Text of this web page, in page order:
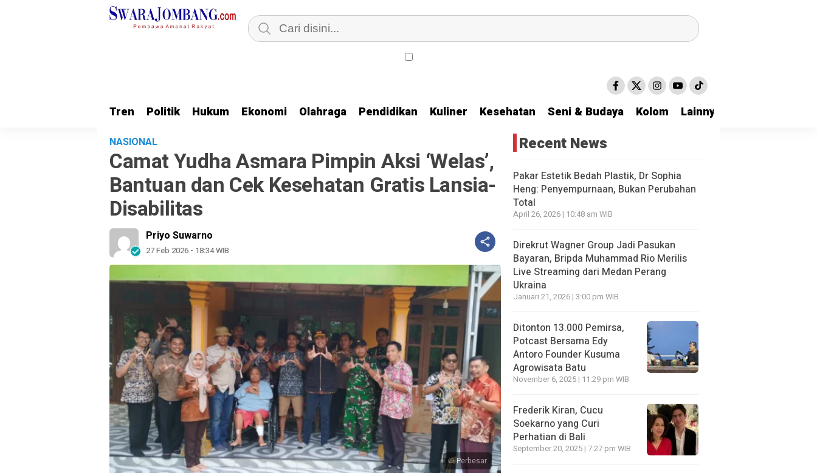
Tren Politik Hukum Ekonomi Olahraga Pendidikan Kuliner Kesehatan Seni & Budaya Kolom Lainnya
NASIONAL
Camat Yudha Asmara Pimpin Aksi ‘Welas’,
Bantuan dan Cek Kesehatan Gratis Lansia-
Disabilitas
Priyo Suwarno
27 Feb 2026 - 18:34 WIB
Perbesar
Recent News
Pakar Estetik Bedah Plastik, Dr Sophia
Heng: Penyempurnaan, Bukan Perubahan
Total
April 26, 2026 | 10:48 am WIB
Direkrut Wagner Group Jadi Pasukan
Bayaran, Bripda Muhammad Rio Merilis
Live Streaming dari Medan Perang
Ukraina
Januari 21, 2026 | 3:00 pm WIB
Ditonton 13.000 Pemirsa,
Potcast Bersama Edy
Antoro Founder Kusuma
Agrowisata Batu
November 6, 2025 | 11:29 pm WIB
Frederik Kiran, Cucu
Soekarno yang Curi
Perhatian di Bali
September 20, 2025 | 7:27 pm WIB